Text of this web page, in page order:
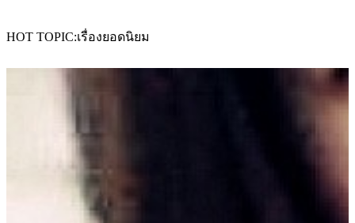
HOT TOPIC เรื่องยอดนิยม